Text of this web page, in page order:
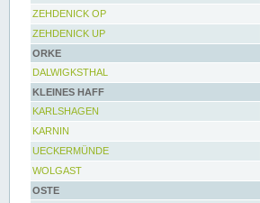
ZEHDENICK OP
ZEHDENICK UP
ORKE
DALWIGKSTHAL
KLEINES HAFF
KARLSHAGEN
KARNIN
UECKERMÜNDE
WOLGAST
OSTE